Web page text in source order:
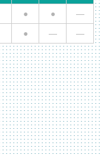
● ● ―
● ― ―